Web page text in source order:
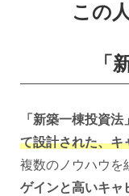
この
「
「新築一棟投資法
て設計された、キ
複数のノウハウを
ゲインと高いキャ